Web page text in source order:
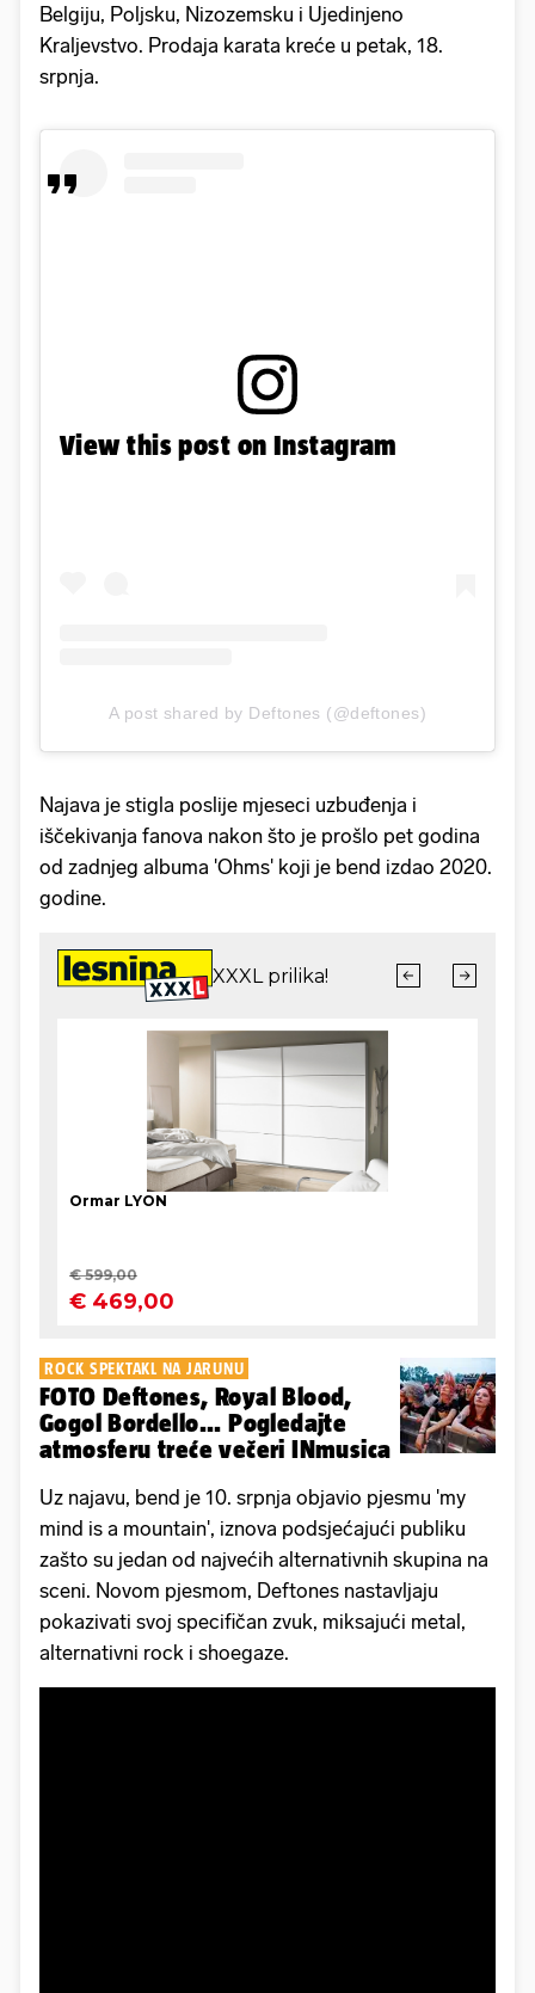
Belgiju, Poljsku, Nizozemsku i Ujedinjeno
Kraljevstvo. Prodaja karata kreće u petak, 18.
srpnja.
View this post on Instagram
A post shared by Deftones (@deftones)
Najava je stigla poslije mjeseci uzbuđenja i
iščekivanja fanova nakon što je prošlo pet godina
od zadnjeg albuma 'Ohms' koji je bend izdao 2020.
godine.
ROCK SPEKTAKL NA JARUNU
FOTO Deftones, Royal Blood,
Gogol Bordello... Pogledajte
atmosferu treće večeri INmusica
Uz najavu, bend je 10. srpnja objavio pjesmu 'my
mind is a mountain', iznova podsjećajući publiku
zašto su jedan od najvećih alternativnih skupina na
sceni. Novom pjesmom, Deftones nastavljaju
pokazivati svoj specifičan zvuk, miksajući metal,
alternativni rock i shoegaze.